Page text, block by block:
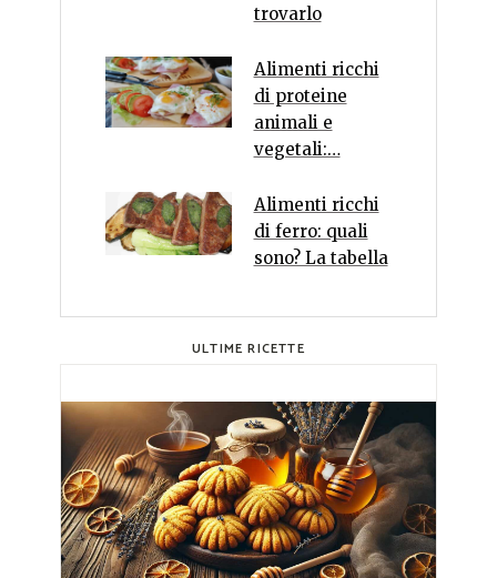
trovarlo
Alimenti ricchi
di proteine
animali e
vegetali:…
Alimenti ricchi
di ferro: quali
sono? La tabella
ULTIME RICETTE